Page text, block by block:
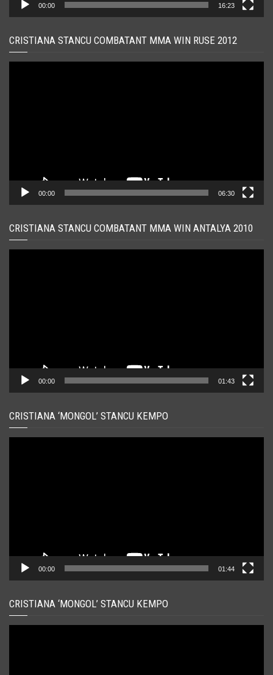
00:00 16:23
CRISTIANA STANCU COMBATANT MMA WIN RUSE 2012
00:00 06:30
CRISTIANA STANCU COMBATANT MMA WIN ANTALYA 2010
00:00 01:43
CRISTIANA ‘MONGOL’ STANCU KEMPO
00:00 01:44
CRISTIANA ‘MONGOL’ STANCU KEMPO